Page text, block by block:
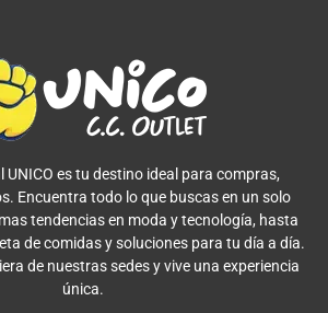
UNICO es tu destino ideal para compras,
Encuentra todo lo que buscas en un solo
tendencias en moda y tecnología, hasta
de comidas y soluciones para tu día a día.
de nuestras sedes y vive una experiencia
única.